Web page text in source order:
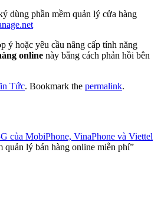
dùng phần mềm quản lý cửa hàng
ý hoặc yêu cầu nâng cấp tính năng
online này bằng cách phản hồi bên
Tức. Bookmark the permalink.
của MobiPhone, VinaPhone và Viettel
quản lý bán hàng online miễn phí”